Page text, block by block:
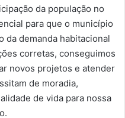
da população no
para que o município
da demanda habitacional
corretas, conseguimos
novos projetos e atender
de moradia,
de vida para nossa